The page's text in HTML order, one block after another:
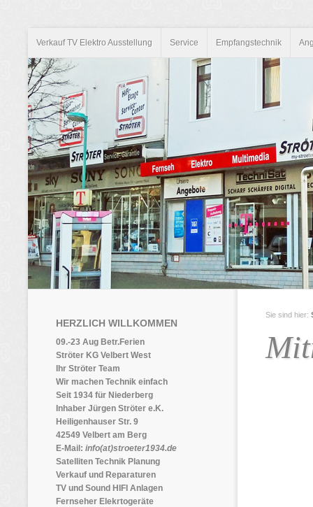
Verkauf TV Elektro Ausstellung Service Empfangstechnik
HERZLICH WILLKOMMEN
09.-23 Aug Betr.Ferien
Ströter KG Velbert West
Ihr Ströter Team
Wir machen Technik einfach
Seit 1934 für Niederberg
Inhaber Jürgen Ströter e.K.
Heiligenhauser Str. 9
42549 Velbert am Berg
E-Mail: info(at)stroeter1934.de
Satelliten Technik Planung
Verkauf und Reparaturen
TV und Sound HIFI Anlagen
Fernseher Elekrtogeräte
Sie sind hier: